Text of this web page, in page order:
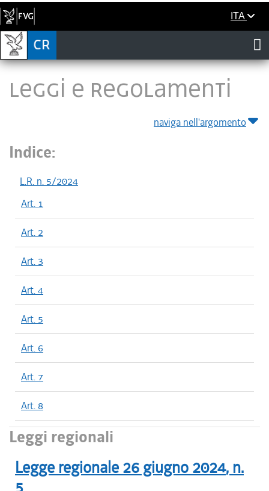
ITA
LEGGI E REGOLAMENTI
naviga nell'argomento
Indice:
L.R. n. 5/2024
Art. 1
Art. 2
Art. 3
Art. 4
Art. 5
Art. 6
Art. 7
Art. 8
Leggi regionali
Legge regionale 26 giugno 2024, n.